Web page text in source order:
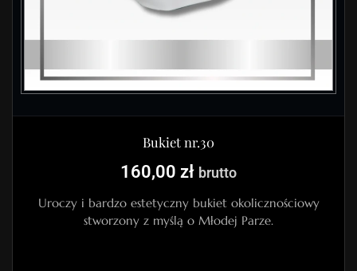
Bukiet nr.30
160,00 zł brutto
Uroczy i bardzo estetyczny bukiet okolicznościowy
stworzony z myślą o Młodej Parze.